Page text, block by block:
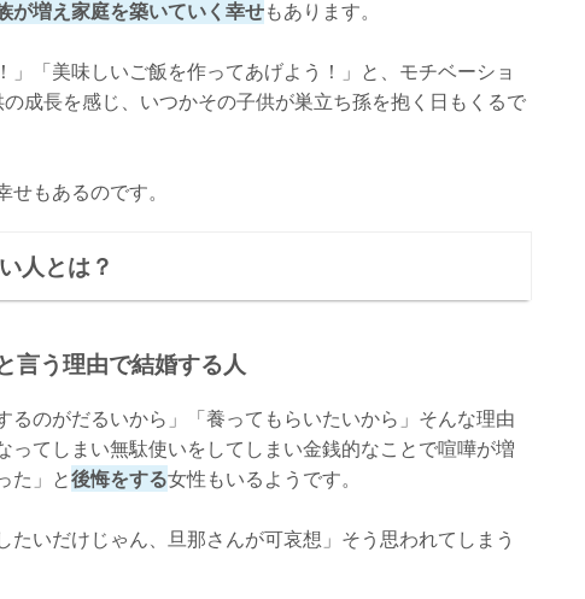
が増え家庭を築いていく幸せもあります。
」「美味しいご飯を作ってあげよう！」と、モチベーショ
成長を感じ、いつかその子供が巣立ち孫を抱く日もくるで
もあるのです。
人とは？
言う理由で結婚する人
るのがだるいから」「養ってもらいたいから」そんな理由
ってしまい無駄使いをしてしまい金銭的なことで喧嘩が増
た」と後悔をする女性もいるようです。
たいだけじゃん、旦那さんが可哀想」そう思われてしまう